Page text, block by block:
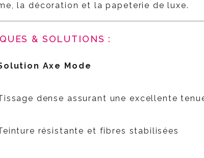
la décoration et la papeterie de luxe.
& SOLUTIONS :
Axe Mode
dense assurant une excellente
résistante et fibres stabilisées